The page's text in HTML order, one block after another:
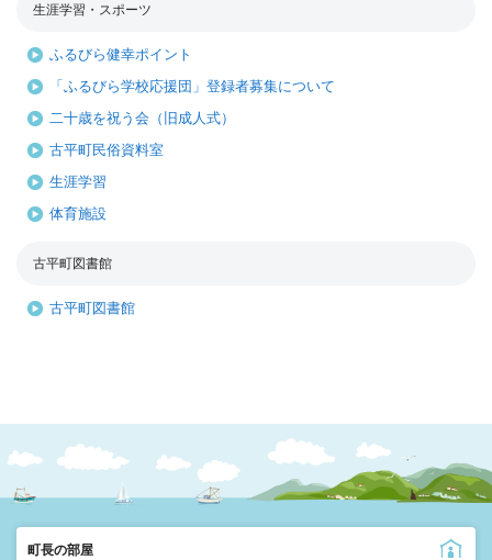
生涯学習・スポーツ
ふるびら健幸ポイント
「ふるびら学校応援団」登録者募集について
二十歳を祝う会（旧成人式）
古平町民俗資料室
生涯学習
体育施設
古平町図書館
古平町図書館
町長の部屋